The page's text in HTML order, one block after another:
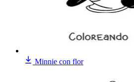
Minnie con flor